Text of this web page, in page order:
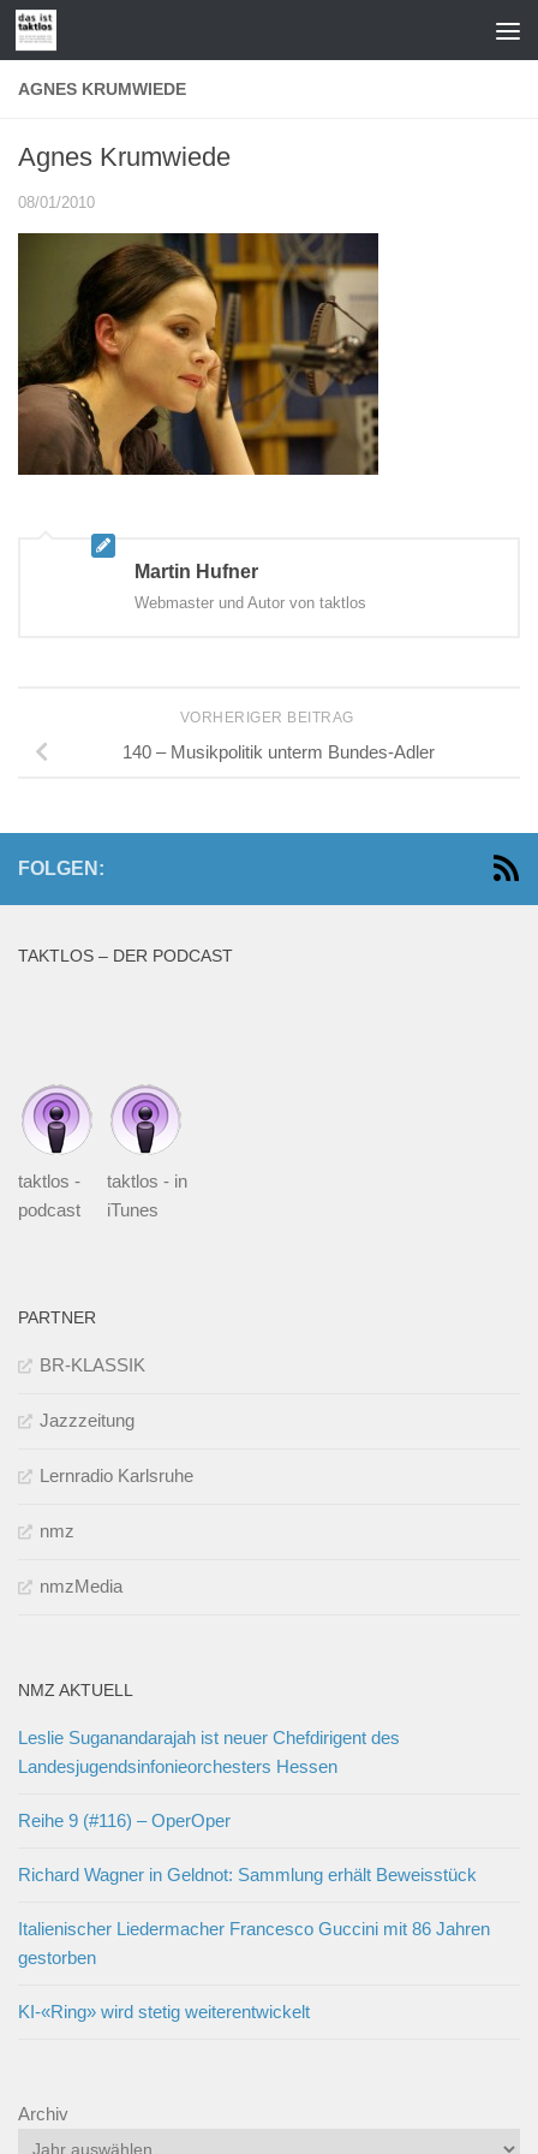
Zum Inhalt springen
AGNES KRUMWIEDE
Agnes Krumwiede
08/01/2010
Martin Hufner
Webmaster und Autor von taktlos
VORHERIGER BEITRAG
140 – Musikpolitik unterm Bundes-Adler
FOLGEN:
TAKTLOS – DER PODCAST
taktlos -
podcast
taktlos - in
iTunes
PARTNER
BR-KLASSIK
Jazzzeitung
Lernradio Karlsruhe
nmz
nmzMedia
NMZ AKTUELL
Leslie Suganandarajah ist neuer Chefdirigent des
Landesjugendsinfonieorchesters Hessen
Reihe 9 (#116) – OperOper
Richard Wagner in Geldnot: Sammlung erhält Beweisstück
Italienischer Liedermacher Francesco Guccini mit 86 Jahren
gestorben
KI-«Ring» wird stetig weiterentwickelt
Archiv